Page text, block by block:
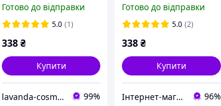
блондин KAY PRO
Готово до відправки
5.0 (1)
338₴
Купити
lavanda-cosmetic.prom.ua 99%
коричневий, 180 мл
Готово до відправки
5.0 (2)
338₴
Купити
Інтернет-магазин матеріалів для нарощування нігтів та вій 96%